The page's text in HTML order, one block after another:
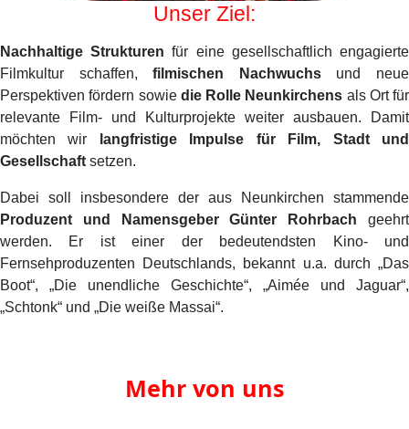
Unser Ziel:
Nachhaltige Strukturen für eine gesellschaftlich engagierte
Filmkultur schaffen,filmischen Nachwuchsund neue
Perspektiven fördern sowie die Rolle Neunkirchens als Ort für
relevante Film- und Kulturprojekte weiter ausbauen. Damit
möchten wir
langfristige Impulse für Film, Stadt und
Gesellschaft setzen.
Dabei soll insbesondere der aus Neunkirchen stammende
Produzent und Namensgeber Günter Rohrbach geehrt
werden. Er ist einer der bedeutendsten Kino- und
Fernsehproduzenten Deutschlands, bekannt u.a. durch „Das
Boot“, „Die unendliche Geschichte“, „Aimée und Jaguar“,
„Schtonk“ und „Die weiße Massai“.
Mehr von uns